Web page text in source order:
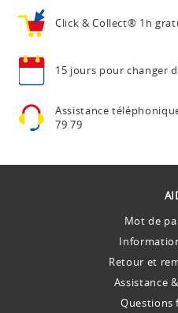
Click & Collect® 1h
15 jours pour changer
Assistance
79 79
Mot de
Retour et
Assistance
Questions